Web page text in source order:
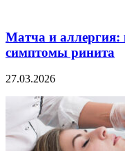
Матча и аллергия:
симптомы ринита
27.03.2026